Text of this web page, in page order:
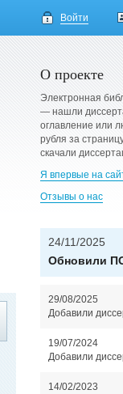
Войти
О проекте
Электронная
— нашли
оглавление или
рубля за
скачали
Я впервые на
Отзывы о нас
24/11/2025
Обновили
29/08/2025
Добавили
19/07/2024
Добавили
14/02/2023